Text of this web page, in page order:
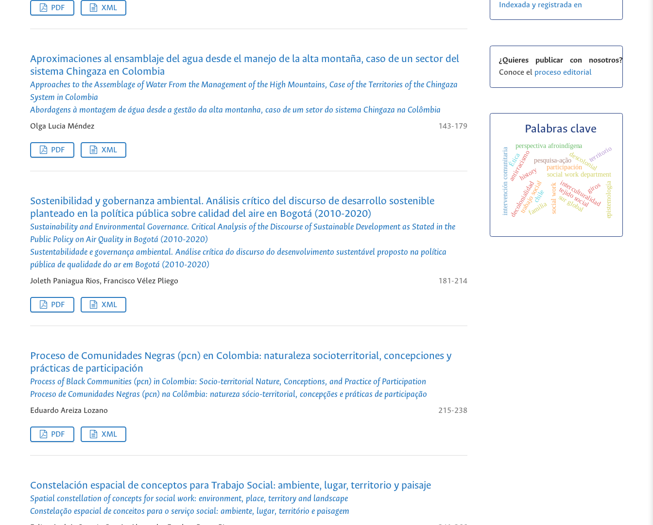
PDF XML
Aproximaciones al ensamblaje del agua desde el manejo de la alta montaña, caso de un sector del
sistema Chingaza en Colombia
Approaches to the Assemblage of Water From the Management of the High Mountains, Case of the Territories of the Chingaza
System in Colombia
Abordagens à montagem de água desde a gestão da alta montanha, caso de um setor do sistema Chingaza na Colômbia
Olga Lucia Méndez 143-179
PDF XML
Sostenibilidad y gobernanza ambiental. Análisis crítico del discurso de desarrollo sostenible
planteado en la política pública sobre calidad del aire en Bogotá (2010-2020)
Sustainability and Environmental Governance. Critical Analysis of the Discourse of Sustainable Development as Stated in the
Public Policy on Air Quality in Bogotá (2010-2020)
Sustentabilidade e governança ambiental. Análise crítica do discurso do desenvolvimento sustentável proposto na política
pública de qualidade do ar em Bogotá (2010-2020)
Joleth Paniagua Rios, Francisco Vélez Pliego 181-214
PDF XML
Proceso de Comunidades Negras (pcn) en Colombia: naturaleza socioterritorial, concepciones y
prácticas de participación
Process of Black Communities (pcn) in Colombia: Socio-territorial Nature, Conceptions, and Practice of Participation
Proceso de Comunidades Negras (pcn) na Colômbia: natureza sócio-territorial, concepções e práticas de participação
Eduardo Areiza Lozano 215-238
PDF XML
Constelación espacial de conceptos para Trabajo Social: ambiente, lugar, territorio y paisaje
Spatial constellation of concepts for social work: environment, place, territory and landscape
Constelação espacial de conceitos para o serviço social: ambiente, lugar, território e paisagem
Indexada y registrada en
¿Quieres publicar con nosotros?
Conoce el proceso editorial
Palabras clave
social work
history social work department
trabajo social
descolonial
sur global
interculturalidad
decolonialidad giros
chile
intervención comunitaria pesquisa-ação
antirracismo
perspectiva afroindígena
epistemología
Ética
familia
territorio
participación
tejido social